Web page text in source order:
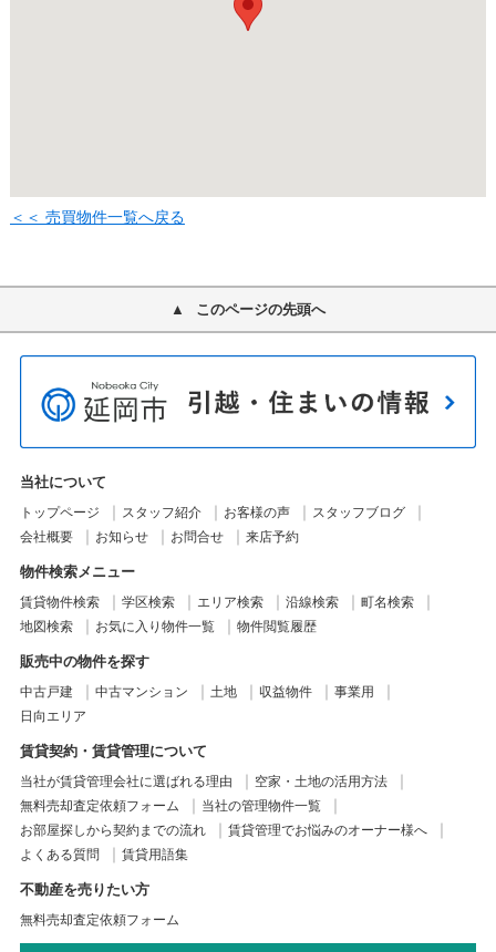
＜＜ 売買物件一覧へ戻る
このページの先頭へ
当社について
トップページ スタッフ紹介 お客様の声
スタッフブログ
会社概要
お知らせ お問合せ 来店予約
物件検索メニュー
賃貸物件検索 学区検索 エリア検索 沿線検索
町名検索
地図検索
お気に入り物件一覧 物件閲覧履歴
販売中の物件を探す
中古戸建 中古マンション 土地 収益物件
事業用
日向エリア
賃貸契約・賃貸管理について
当社が賃貸管理会社に選ばれる理由
空家・土地の活用方法
無料売却査定依頼フォーム
当社の管理物件一覧
お部屋探しから契約までの流れ
賃貸管理でお悩みのオーナー様へ
よくある質問
賃貸用語集
不動産を売りたい方
無料売却査定依頼フォーム